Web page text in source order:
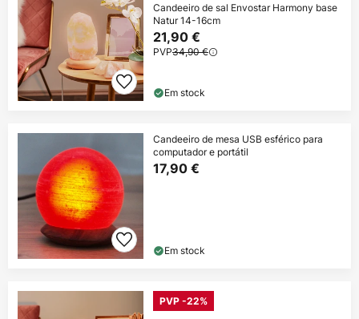
Candeeiro de sal Envostar Harmony base
Natur 14-16cm
21,90 €
PVP34,90 €
Em stock
Candeeiro de mesa USB esférico para
computador e portátil
17,90 €
Em stock
PVP -22%